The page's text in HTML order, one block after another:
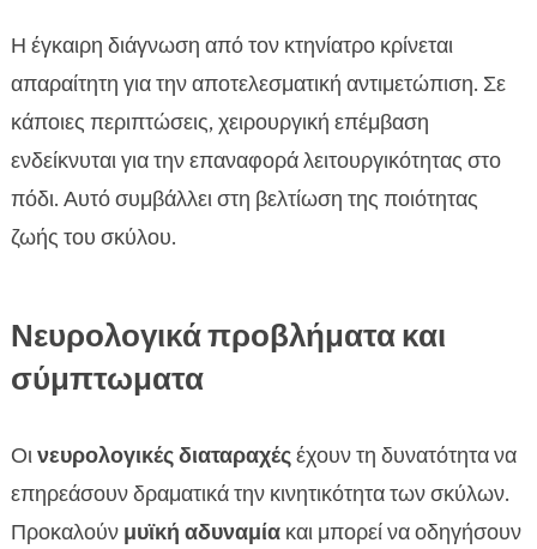
Η έγκαιρη διάγνωση από τον κτηνίατρο κρίνεται
απαραίτητη για την αποτελεσματική αντιμετώπιση. Σε
κάποιες περιπτώσεις, χειρουργική επέμβαση
ενδείκνυται για την επαναφορά λειτουργικότητας στο
πόδι. Αυτό συμβάλλει στη βελτίωση της ποιότητας
ζωής του σκύλου.
Νευρολογικά προβλήματα και
σύμπτωματα
Οινευρολογικές διαταραχέςέχουν τη δυνατότητα να
επηρεάσουν δραματικά την κινητικότητα των σκύλων.
Προκαλούν μυϊκή αδυναμίακαι μπορεί να οδηγήσουν